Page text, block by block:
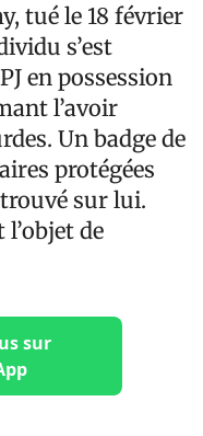
tué le 18 février
s’est
en possession
l’avoir
Un badge de
protégées
sur lui.
l’objet de
sur